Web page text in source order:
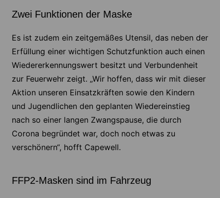
Zwei Funktionen der Maske
Es ist zudem ein zeitgemäßes Utensil, das neben der
Erfüllung einer wichtigen Schutzfunktion auch einen
Wiedererkennungswert besitzt und Verbundenheit
zur Feuerwehr zeigt. „Wir hoffen, dass wir mit dieser
Aktion unseren Einsatzkräften sowie den Kindern
und Jugendlichen den geplanten Wiedereinstieg
nach so einer langen Zwangspause, die durch
Corona begründet war, doch noch etwas zu
verschönern“, hofft Capewell.
FFP2-Masken sind im Fahrzeug